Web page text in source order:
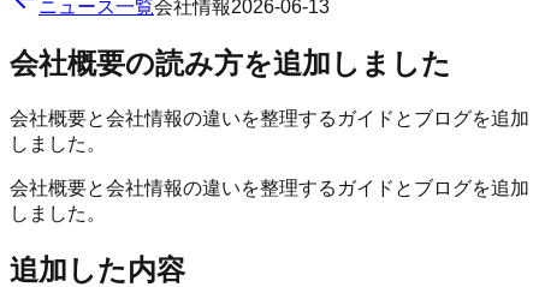
ニュース一覧会社情報2026-06-13
会社概要の読み方を追加しました
会社概要と会社情報の違いを整理するガイドとブログを追加
しました。
会社概要と会社情報の違いを整理するガイドとブログを追加
しました。
追加した内容